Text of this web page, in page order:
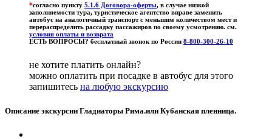
*согласно пункту 5.1.6 Договора-оферты, в случае низкой
заполняемости тура, туристическое агентство вправе заменить
автобус на аналогичный транспорт с меньшим количеством мест и
перераспределить рассадку пассажиров по своему усмотрению. см.
условия оплаты и возврата
ЕСТЬ ВОПРОСЫ? бесплатный звонок по России 8-800-300-26-10
не хотите платить онлайн?
можно оплатить при посадке в автобус для этого
запишитесь на любую экскурсию
Описание экскурсии Гладиаторы Рима.или Кубанская пленница.